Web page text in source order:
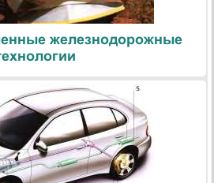
железнодорожные